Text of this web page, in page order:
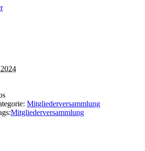
Mitgliederversammlung
Mitgliederversammlung